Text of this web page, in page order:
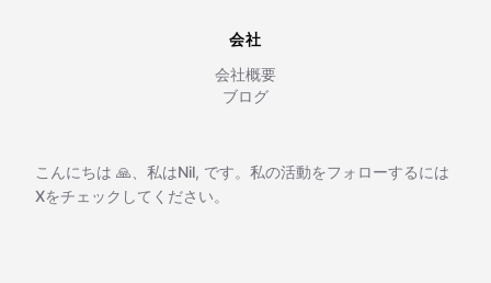
会社
会社概要
ブログ
こんにちは 🙏、私はNil, です。私の活動をフォローするには
Xをチェックしてください。